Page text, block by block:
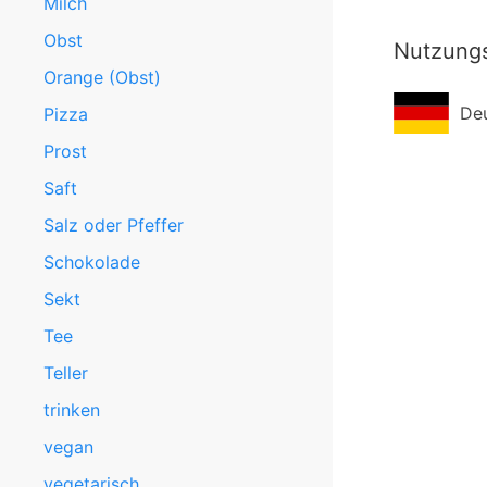
Obst
Orange (Obst)
Pizza
Prost
Saft
Salz oder Pfeffer
Schokolade
Sekt
Tee
Teller
trinken
vegan